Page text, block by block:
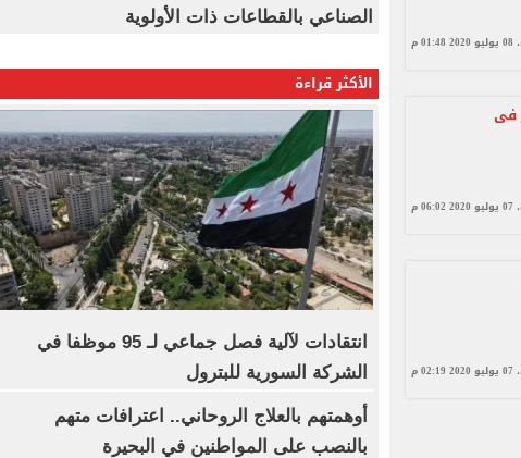
م
فى
م
م
الصناعي بالقطاعات ذات الأولوية
الأكثر قراءة
انتقادات لآلية فصل جماعي لـ 95 موظفا في
الشركة السورية للبترول
أوهمتهم بالعلاج الروحاني.. اعترافات متهم
بالنصب على المواطنين في البحيرة